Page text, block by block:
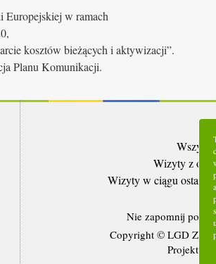
Europejskiej w ramach
kosztów bieżących i aktywizacji”.
Planu Komunikacji.
Wizyty z
Wizyty w ciągu
Nie zapomnij
Copyright © LGD
Projekt i